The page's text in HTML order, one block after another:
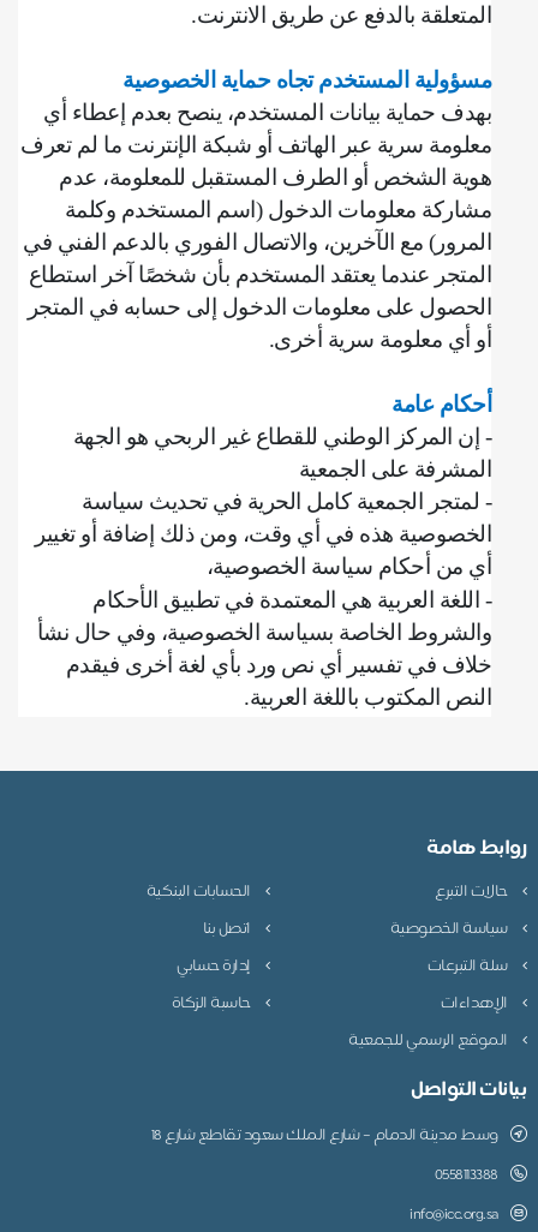
المتعلقة بالدفع عن طريق الانترنت.
مسؤولية المستخدم تجاه حماية الخصوصية
بهدف حماية بيانات المستخدم، ينصح بعدم إعطاء أي
معلومة سرية عبر الهاتف أو شبكة الإنترنت ما لم تعرف
هوية الشخص أو الطرف المستقبل للمعلومة، ‌‌عدم
مشاركة معلومات الدخول (اسم المستخدم وكلمة
المرور) مع الآخرين، ‌والاتصال الفوري بالدعم الفني في
المتجر عندما يعتقد المستخدم بأن شخصًا آخر استطاع
الحصول على معلومات الدخول إلى حسابه في المتجر
أو أي معلومة سرية أخرى .
أحكام عامة
‌‌- إن المركز الوطني للقطاع غير الربحي هو الجهة
المشرفة على الجمعية
- لمتجر الجمعية كامل الحرية في تحديث سياسة
الخصوصية هذه في أي وقت، ومن ذلك إضافة أو تغيير
أي من أحكام سياسة الخصوصية،
- اللغة العربية هي المعتمدة في تطبيق الأحكام
والشروط الخاصة بسياسة الخصوصية، وفي حال نشأ
خلاف في تفسير أي نص ورد بأي لغة أخرى فيقدم
النص المكتوب باللغة العربية.
هامة
حالات التبرع
الحسابات البنكية
سياسة الخصوصية
اتصل بنا
سلة التبرعات
إدارة حسابي
الإهداءات
حاسبة الزكاة
الموقع الرسمي للجمعية
التواصل
وسط مدينة الدمام – شارع الملك سعود تقاطع شارع 18
0558113388
info@icc.org.sa